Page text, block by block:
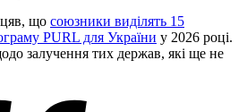
що союзники виділять 15
PURL для України у 2026 році.
залучення тих держав, які ще не